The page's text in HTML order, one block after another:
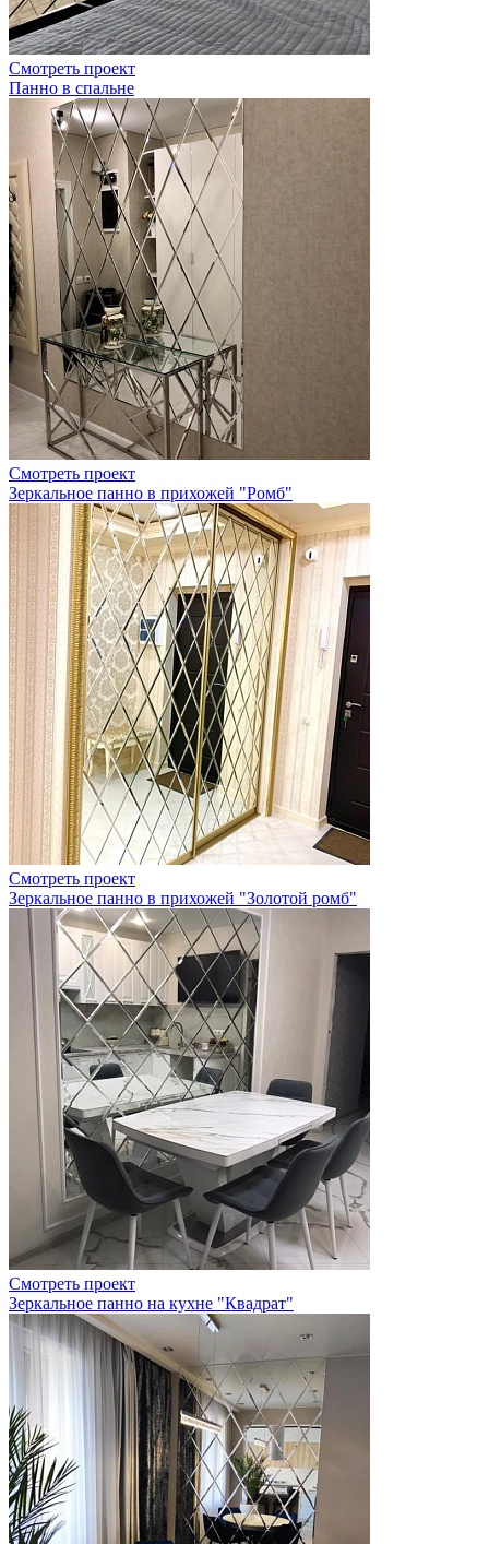
Смотреть проект
Панно в спальне
Смотреть проект
Зеркальное панно в прихожей "Ромб"
Смотреть проект
Зеркальное панно в прихожей "Золотой ромб"
Смотреть проект
Зеркальное панно на кухне "Квадрат"